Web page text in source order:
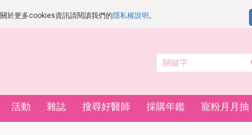
於更多cookies資訊請閱讀我們的隱私權說明 。
活動 雜誌 搜尋好醫師 採購年鑑 寵粉月月抽